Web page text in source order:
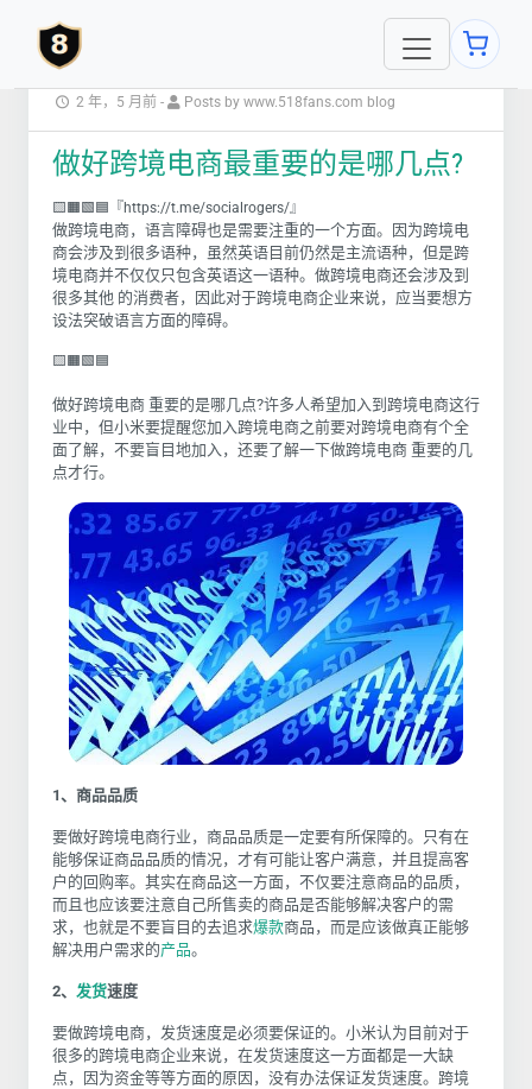
2 年，5 月前 - Posts by www.518fans.com blog
做好跨境电商最重要的是哪几点?
🟨🟧🟩🟦『https://t.me/socialrogers/』
做跨境电商，语言障碍也是需要注重的一个方面。因为跨境电
商会涉及到很多语种，虽然英语目前仍然是主流语种，但是跨
境电商并不仅仅只包含英语这一语种。做跨境电商还会涉及到
很多其他 的消费者，因此对于跨境电商企业来说，应当要想方
设法突破语言方面的障碍。
🟨🟧🟩🟦
做好跨境电商 重要的是哪几点?许多人希望加入到跨境电商这行
业中，但小米要提醒您加入跨境电商之前要对跨境电商有个全
面了解，不要盲目地加入，还要了解一下做跨境电商 重要的几
点才行。
1、商品品质
要做好跨境电商行业，商品品质是一定要有所保障的。只有在
能够保证商品品质的情况，才有可能让客户满意，并且提高客
户的回购率。其实在商品这一方面，不仅要注意商品的品质，
而且也应该要注意自己所售卖的商品是否能够解决客户的需
求，也就是不要盲目的去追求爆款商品，而是应该做真正能够
解决用户需求的产品。
2、 发货速度
要做跨境电商，发货速度是必须要保证的。小米认为目前对于
很多的跨境电商企业来说，在发货速度这一方面都是一大缺
点，因为资金等等方面的原因，没有办法保证发货速度。跨境